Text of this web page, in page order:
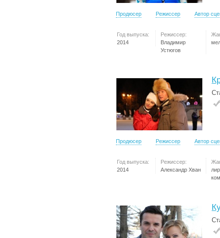
Продюсер Режиссер Автор
Год выпуска:
2014
Режиссер:
Владимир
Устюгов
Продюсер Режиссер Автор
Год выпуска:
2014
Режиссер:
Александр Хван